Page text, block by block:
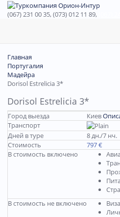
(067) 231 00 35, (073) 012 11 89,
Главная
Португалия
Мадейра
Dorisol Estrelicia 3*
Dorisol Estrelicia 3*
Город выезда Киев
Транспорт
Дней в туре
8 дн./7 нч.
Стоимость
797 €
В стоимость включено
В стоимость не включено